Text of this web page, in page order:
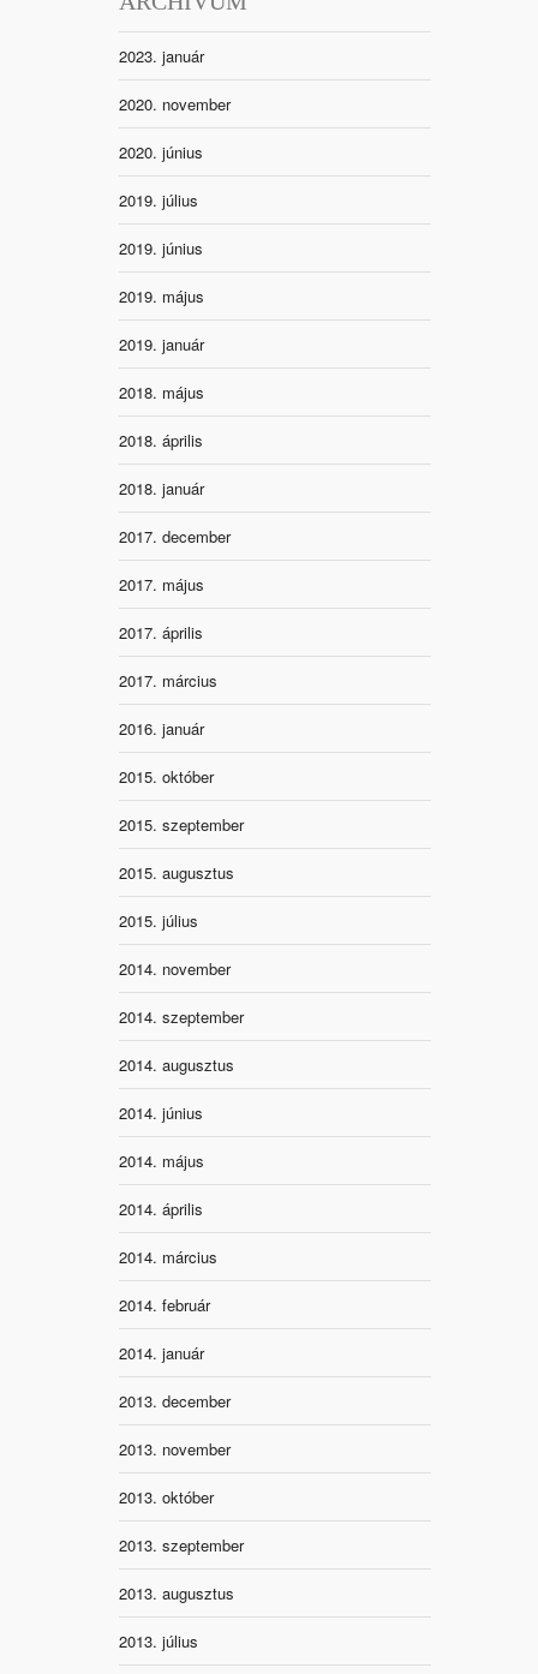
2023. január
2020. november
2020. június
2019. július
2019. június
2019. május
2019. január
2018. május
2018. április
2018. január
2017. december
2017. május
2017. április
2017. március
2016. január
2015. október
2015. szeptember
2015. augusztus
2015. július
2014. november
2014. szeptember
2014. augusztus
2014. június
2014. május
2014. április
2014. március
2014. február
2014. január
2013. december
2013. november
2013. október
2013. szeptember
2013. augusztus
2013. július